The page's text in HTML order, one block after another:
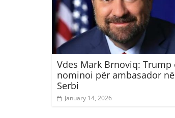
Vdes Mark Brnoviq: Trump
nominoi për ambasador në
Serbi
January 14, 2026